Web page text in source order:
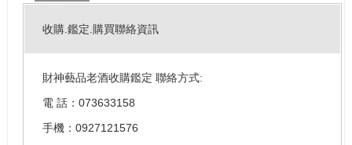
收購.鑑定.購買聯絡資訊
財神藝品老酒收購鑑定 聯絡方式:
電 話：073633158
手機：0927121576